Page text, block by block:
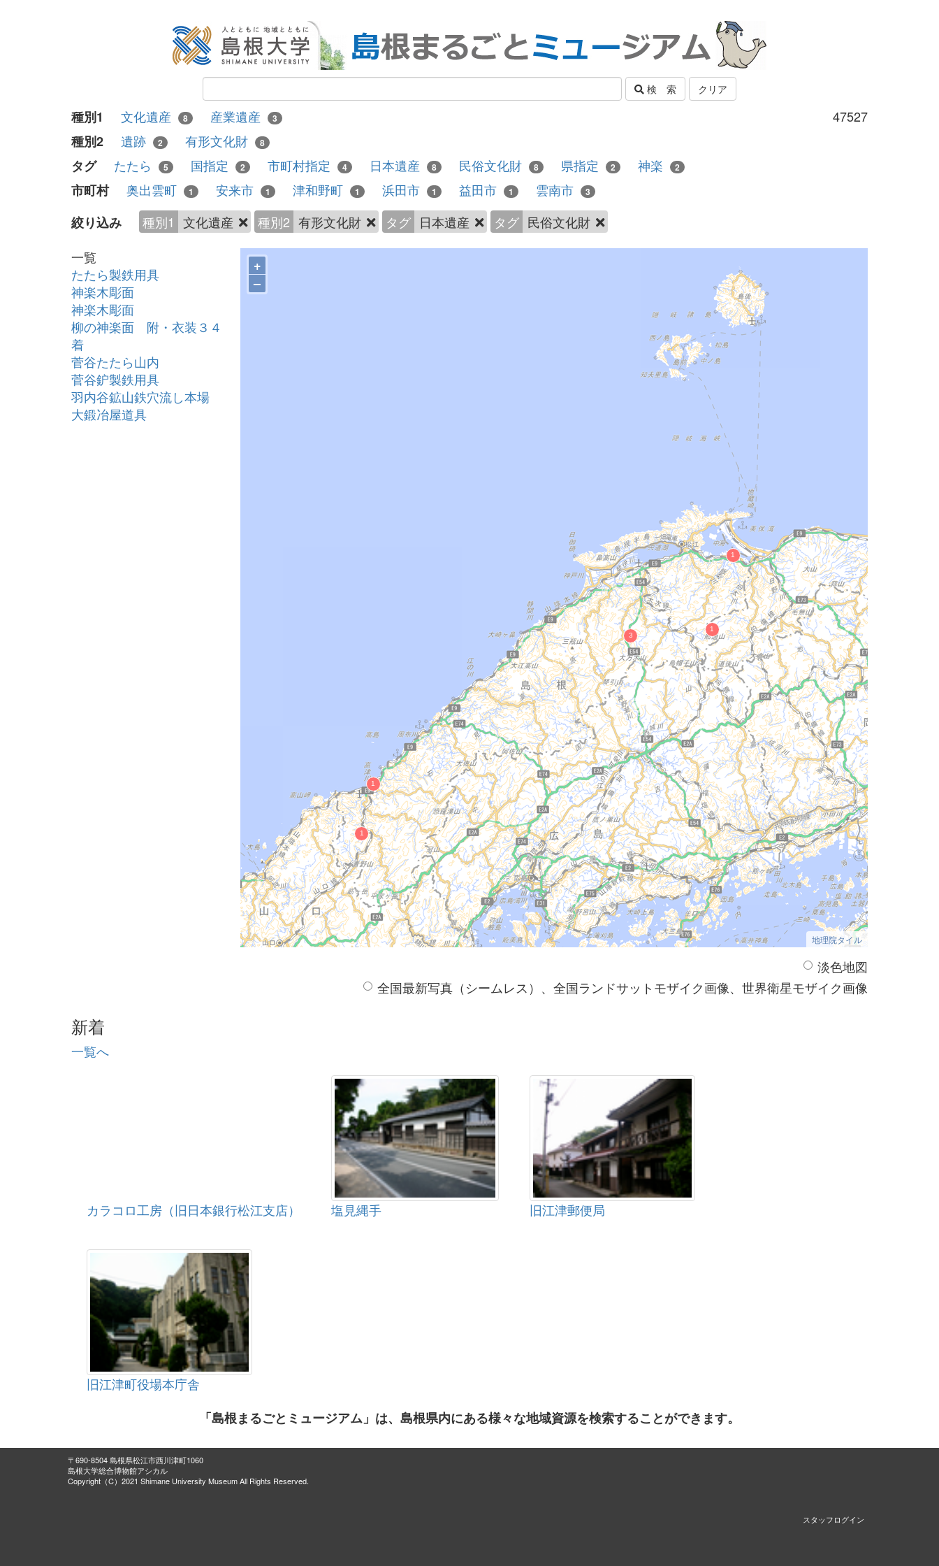
検 索 クリア
47527
種別1 文化遺産 8 産業遺産 3
種別2 遺跡 2 有形文化財 8
タグ たたら 5 国指定 2 市町村指定 4 日本遺産 8 民俗文化財 8 県指定 2 神楽 2
市町村 奥出雲町 1 安来市 1 津和野町 1 浜田市 1 益田市 1 雲南市 3
絞り込み 種別1 文化遺産 種別2 有形文化財 タグ 日本遺産 タグ 民俗文化財
一覧
たたら製鉄用具
神楽木彫面
神楽木彫面
柳の神楽面 附・衣装３４
着
菅谷たたら山内
菅谷鈩製鉄用具
羽内谷鉱山鉄穴流し本場
大鍛冶屋道具
+
–
地理院タイル
淡色地図
全国最新写真（シームレス）、全国ランドサットモザイク画像、世界衛星モザイク画像
新着
一覧へ
カラコロ工房（旧日本銀行松江支店） 塩見縄手 旧江津郵便局
旧江津町役場本庁舎
「島根まるごとミュージアム」は、島根県内にある様々な地域資源を検索することができます。
〒690-8504 島根県松江市西川津町1060
島根大学総合博物館アシカル
Copyright（C）2021 Shimane University Museum All Rights Reserved.
スタッフログイン